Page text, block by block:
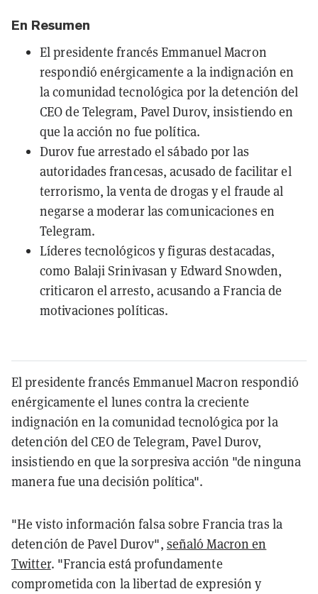
En Resumen
El presidente francés Emmanuel Macron
respondió enérgicamente a la indignación en
la comunidad tecnológica por la detención del
CEO de Telegram, Pavel Durov, insistiendo en
que la acción no fue política.
Durov fue arrestado el sábado por las
autoridades francesas, acusado de facilitar el
terrorismo, la venta de drogas y el fraude al
negarse a moderar las comunicaciones en
Telegram.
Líderes tecnológicos y figuras destacadas,
como Balaji Srinivasan y Edward Snowden,
criticaron el arresto, acusando a Francia de
motivaciones políticas.
El presidente francés Emmanuel Macron respondió
enérgicamente el lunes contra la creciente
indignación en la comunidad tecnológica por la
detención del CEO de Telegram, Pavel Durov,
insistiendo en que la sorpresiva acción "de ninguna
manera fue una decisión política".
"He visto información falsa sobre Francia tras la
detención de Pavel Durov", señaló Macron en
Twitter. "Francia está profundamente
comprometida con la libertad de expresión y